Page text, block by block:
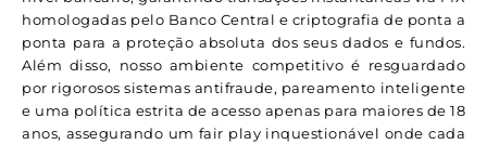
homologadas pelo Banco Central e criptografia de ponta a
ponta para a proteção absoluta dos seus dados e fundos.
Além disso, nosso ambiente competitivo é resguardado
por rigorosos sistemas antifraude, pareamento inteligente
e uma política estrita de acesso apenas para maiores de 18
anos, assegurando um fair play inquestionável onde cada